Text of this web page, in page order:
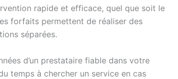
rapide et efficace, quel que soit le
forfaits permettent de réaliser des
séparées.
d’un prestataire fiable dans votre
temps à chercher un service en cas